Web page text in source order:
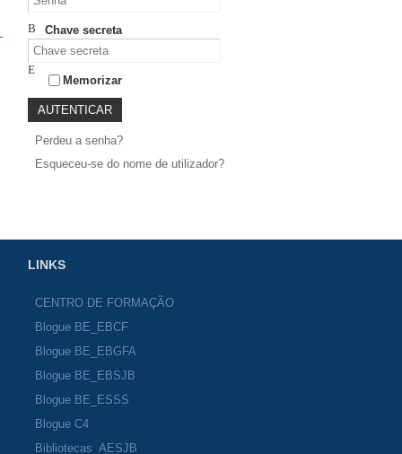
Chave secreta
Memorizar
Perdeu a senha?
Esqueceu-se do nome de utilizador?
LINKS
CENTRO DE FORMAÇÃO
Blogue BE_EBCF
Blogue BE_EBGFA
Blogue BE_EBSJB
Blogue BE_ESSS
Blogue C4
Bibliotecas_AESJB